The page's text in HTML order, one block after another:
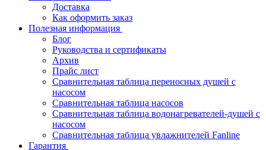
Доставка
Как оформить заказ
Полезная информация
Блог
Руководства и сертификаты
Архив
Прайс лист
Сравнительная таблица переносных душей с
насосом
Сравнительная таблица насосов
Сравнительная таблица водонагревателей-душей с
насосом
Сравнительная таблица увлажнителей Fanline
Гарантия